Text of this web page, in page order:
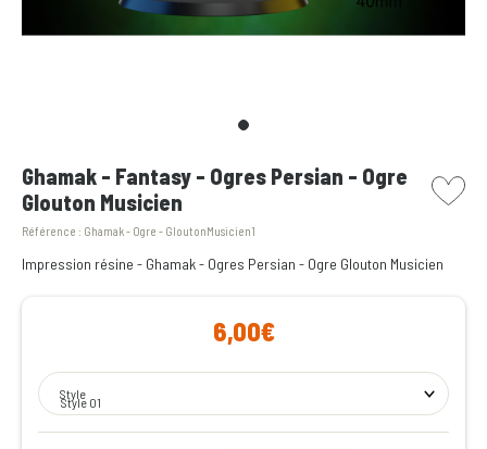
Ghamak - Fantasy - Ogres Persian - Ogre
Glouton Musicien
Référence : Ghamak - Ogre - GloutonMusicien1
picto
Impression résine - Ghamak - Ogres Persian - Ogre Glouton Musicien
6,00€
Style
Style 01